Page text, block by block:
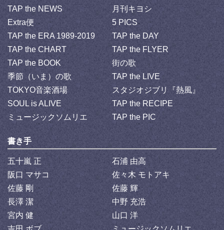
TAP the NEWS
月刊キヨシ
Extra便
5 PICS
TAP the ERA 1989-2019
TAP the DAY
TAP the CHART
TAP the FLYER
TAP the BOOK
街の歌
季節（いま）の歌
TAP the LIVE
TOKYO音楽酒場
スタジオジブリ『熱風』
SOUL is ALIVE
TAP the RECIPE
ミュージックソムリエ
TAP the PIC
書き手
五十嵐 正
石浦 由高
阪口 マサコ
佐々木 モトアキ
佐藤 剛
佐藤 輝
長澤 潔
中野 充浩
宮内 健
山口 洋